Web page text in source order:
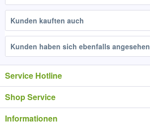
Kunden kauften auch
Kunden haben sich ebenfalls angesehen
Service Hotline
Shop Service
Informationen